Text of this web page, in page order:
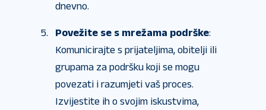
dnevno.
Povežite se s mrežama podrške:
Komunicirajte s prijateljima, obitelji ili
grupama za podršku koji se mogu
povezati i razumjeti vaš proces.
Izvijestite ih o svojim iskustvima,